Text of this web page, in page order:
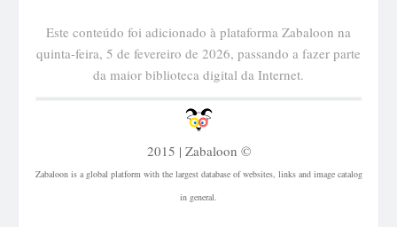
Este conteúdo foi adicionado à plataforma Zabaloon na
quinta-feira, 5 de fevereiro de 2026, passando a fazer parte
da maior biblioteca digital da Internet.
2015 | Zabaloon ©
Zabaloon is a global platform with the largest database of websites, links and image catalog
in general.